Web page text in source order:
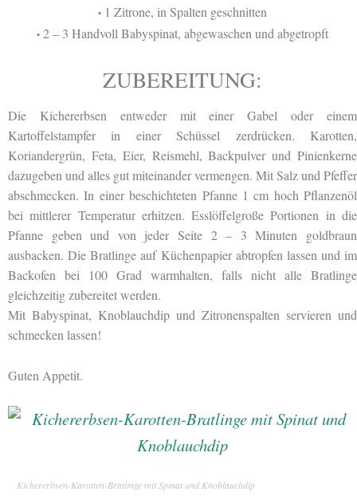
• 1 Zitrone, in Spalten geschnitten
• 2 – 3 Handvoll Babyspinat, abgewaschen und abgetropft
ZUBEREITUNG:
Die Kichererbsen entweder mit einer Gabel oder einem
Kartoffelstampfer in einer Schüssel zerdrücken. Karotten,
Koriandergrün, Feta, Eier, Reismehl, Backpulver und Pinienkerne
dazugeben und alles gut miteinander vermengen. Mit Salz und Pfeffer
abschmecken. In einer beschichteten Pfanne 1 cm hoch Pflanzenöl
bei mittlerer Temperatur erhitzen. Esslöffelgroße Portionen in die
Pfanne geben und von jeder Seite 2 – 3 Minuten goldbraun
ausbacken. Die Bratlinge auf Küchenpapier abtropfen lassen und im
Backofen bei 100 Grad warmhalten, falls nicht alle Bratlinge
gleichzeitig zubereitet werden.
Mit Babyspinat, Knoblauchdip und Zitronenspalten servieren und
schmecken lassen!
Guten Appetit.
Kichererbsen-Karotten-Bratlinge mit Spinat und Knoblauchdip